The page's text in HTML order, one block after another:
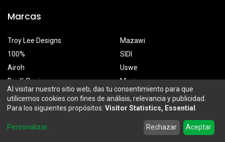
Wishlist Account
Marcas
Troy Lee Designs
100%
Airoh
Borilli Racing
Mazawi
SIDI
Uswe
Maxima
MDH Sports
Prolongación Mariano Otero 2929-A, Santa Ana Tepetitlán
Al visitar nuestro sitio web, das tu consentimiento para que
utilicemos cookies con fines de análisis, relevancia y publicidad.
Para los siguientes propósitos: Visitor Statistics, Essential
Personalizar... Rechazar Aceptar